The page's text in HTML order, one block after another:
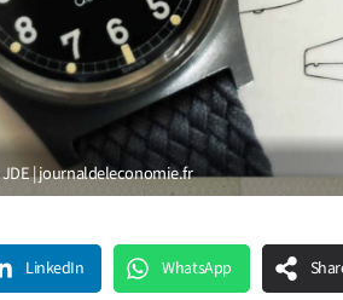
JDE | journaldeleconomie.fr
LinkedIn WhatsApp